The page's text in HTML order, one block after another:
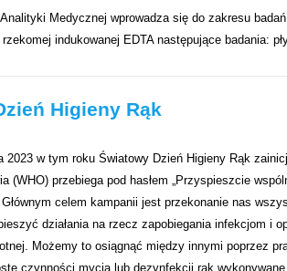
Medycznej wprowadza się do zakresu
rzekomej indukowanej EDTA następujące badania:
Higieny Rąk
2023 w tym roku Światowy Dzień Higieny Rąk
(WHO) przebiega pod hasłem „Przyspieszcie
Głównym celem kampanii jest przekonanie nas
działania na rzecz zapobiegania infekcjom i
Możemy to osiągnąć między innymi poprzez
czynności mycia lub dezynfekcji rąk